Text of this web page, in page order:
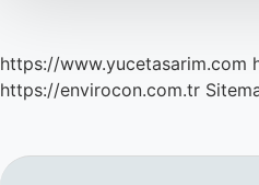
https://www.yucetasarim.com
https://envirocon.com.tr